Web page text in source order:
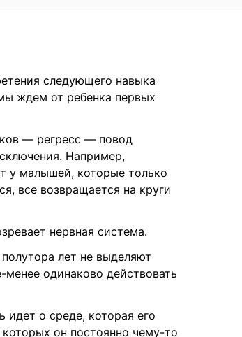
следующего навыка
ждем от ребенка первых
— регресс — повод
Например,
у малышей, которые только
все возвращается на круги
нервная система.
лет не выделяют
одинаково действовать
идет о среде, которая его
он постоянно чему-то